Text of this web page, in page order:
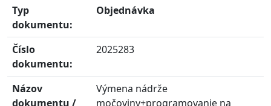
Typ
dokumentu:
Objednávka
Číslo
dokumentu:
2025283
Názov
dokumentu /
Výmena nádrže
močoviny+programovanie na